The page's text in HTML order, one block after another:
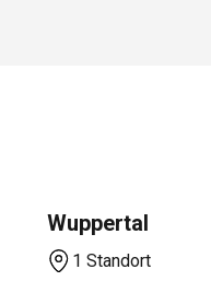
Wuppertal
1 Standort